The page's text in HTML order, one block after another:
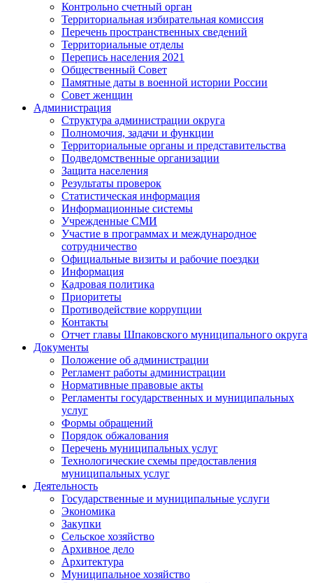
Контрольно счетный орган
Территориальная избирательная комиссия
Перечень пространственных сведений
Территориальные отделы
Перепись населения 2021
Общественный Совет
Памятные даты в военной истории России
Совет женщин
Администрация
Структура администрации округа
Полномочия, задачи и функции
Территориальные органы и представительства
Подведомственные организации
Защита населения
Результаты проверок
Статистическая информация
Информационные системы
Учрежденные СМИ
Участие в программах и международное
сотрудничество
Официальные визиты и рабочие поездки
Информация
Кадровая политика
Приоритеты
Противодействие коррупции
Контакты
Отчет главы Шпаковского муниципального округа
Документы
Положение об администрации
Регламент работы администрации
Нормативные правовые акты
Регламенты государственных и муниципальных
услуг
Формы обращений
Порядок обжалования
Перечень муниципальных услуг
Технологические схемы предоставления
муниципальных услуг
Деятельность
Государственные и муниципальные услуги
Экономика
Закупки
Сельское хозяйство
Архивное дело
Архитектура
Муниципальное хозяйство